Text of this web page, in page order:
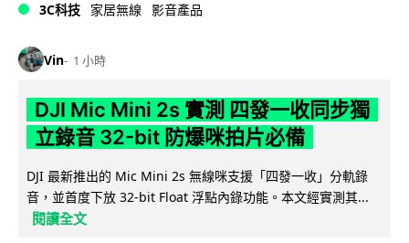
3C科技 家居無線 影音產品
Vin 1 小時
DJI Mic Mini 2s 實測 四發一收同步獨
立錄音 32-bit 防爆咪拍片必備
DJI 最新推出的 Mic Mini 2s 無線咪支援「四發一收」分軌錄
音，並首度下放 32-bit Float 浮點內錄功能。本文經實測其...
閱讀全文